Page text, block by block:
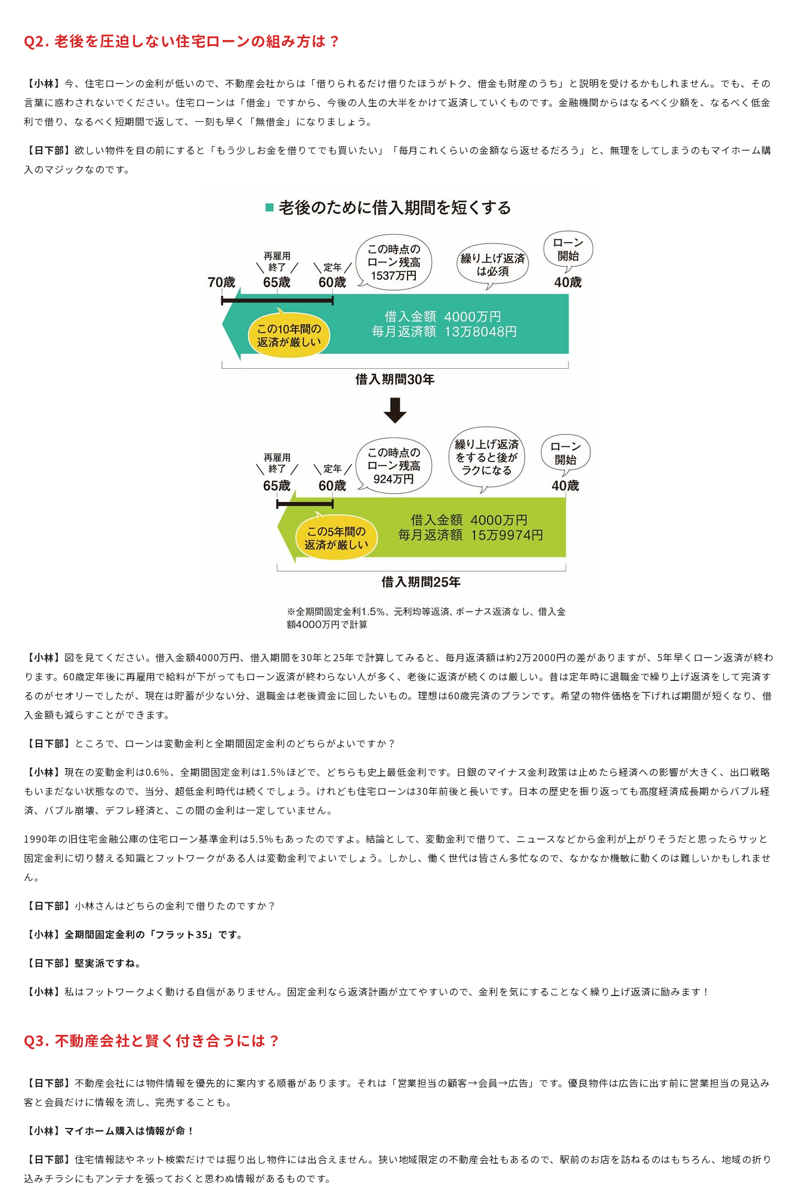
Q2. 老後を圧迫しない住宅ローンの組み方は？
【小林】 今、住宅ローンの金利が低いので、不動産会社からは「借りられるだけ借りたほうがトク、借金も財産のうち」と説明を受けるかもしれません。でも、その
言葉に惑わされないでください。住宅ローンは「借金」ですから、今後の人生の大半をかけて返済していくものです。金融機関からはなるべく少額を、なるべく低金
利で借り、なるべく短期間で返して、一刻も早く「無借金」になりましょう。
【日下部】 欲しい物件を目の前にすると「もう少しお金を借りてでも買いたい」「毎月これくらいの金額なら返せるだろう」と、無理をしてしまうのもマイホーム購
入のマジックなのです。
【小林】 図を見てください。借入金額4000万円、借入期間を30年と25年で計算してみると、毎月返済額は約2万2000円の差がありますが、5年早くローン返済が終わ
ります。60歳定年後に再雇用で給料が下がってもローン返済が終わらない人が多く、老後に返済が続くのは厳しい。昔は定年時に退職金で繰り上げ返済をして完済す
るのがセオリーでしたが、現在は貯蓄が少ない分、退職金は老後資金に回したいもの。理想は60歳完済のプランです。希望の物件価格を下げれば期間が短くなり、借
入金額も減らすことができます。
【日下部】 ところで、ローンは変動金利と全期間固定金利のどちらがよいですか？
【小林】 現在の変動金利は0.6％、全期間固定金利は1.5％ほどで、どちらも史上最低金利です。日銀のマイナス金利政策は止めたら経済への影響が大きく、出口戦略
もいまだない状態なので、当分、超低金利時代は続くでしょう。けれども住宅ローンは30年前後と長いです。日本の歴史を振り返っても高度経済成長期からバブル経
済、バブル崩壊、デフレ経済と、この間の金利は一定していません。
1990年の旧住宅金融公庫の住宅ローン基準金利は5.5％もあったのですよ。結論として、変動金利で借りて、ニュースなどから金利が上がりそうだと思ったらサッと
固定金利に切り替える知識とフットワークがある人は変動金利でよいでしょう。しかし、働く世代は皆さん多忙なので、なかなか機敏に動くのは難しいかもしれませ
ん。
【日下部】 小林さんはどちらの金利で借りたのですか？
【小林】全期間固定金利の「フラット35」です。
【日下部】堅実派ですね。
【小林】 私はフットワークよく動ける自信がありません。固定金利なら返済計画が立てやすいので、金利を気にすることなく繰り上げ返済に励みます！
Q3. 不動産会社と賢く付き合うには？
【日下部】 不動産会社には物件情報を優先的に案内する順番があります。それは「営業担当の顧客→会員→広告」です。優良物件は広告に出す前に営業担当の見込み
客と会員だけに情報を流し、完売することも。
【小林】マイホーム購入は情報が命！
【日下部】 住宅情報誌やネット検索だけでは掘り出し物件には出合えません。狭い地域限定の不動産会社もあるので、駅前のお店を訪ねるのはもちろん、地域の折り
込みチラシにもアンテナを張っておくと思わぬ情報があるものです。